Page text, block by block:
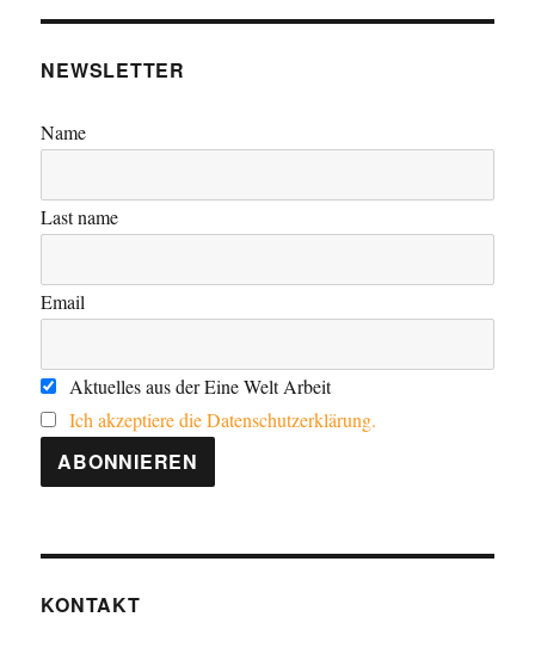
NEWSLETTER
Name
Last name
Email
Aktuelles aus der Eine Welt Arbeit
Ich akzeptiere die Datenschutzerklärung.
KONTAKT